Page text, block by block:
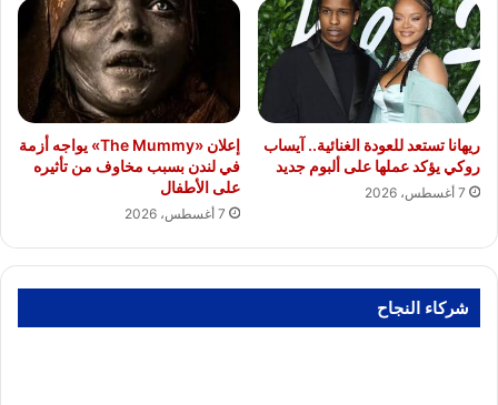
ريهانا تستعد للعودة الغنائية.. آيساب
روكي يؤكد عملها على ألبوم جديد
7 أغسطس، 2026
إعلان «The Mummy» يواجه أزمة
في لندن بسبب مخاوف من تأثيره
على الأطفال
7 أغسطس، 2026
شركاء النجاح